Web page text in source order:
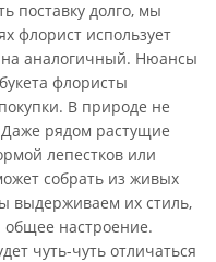
поставку долго, мы
флорист использует
на аналогичный. Нюансы
флористы
В природе не
рядом растущие
лепестков или
собрать из живых
выдерживаем их стиль,
общее настроение.
чуть-чуть отличаться